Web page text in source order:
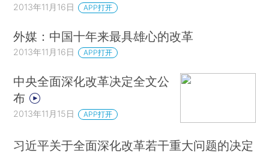
2013年11月16日 APP打开
外媒：中国十年来最具雄心的改革
2013年11月16日 APP打开
中央全面深化改革决定全文公
布
2013年11月15日 APP打开
习近平关于全面深化改革若干重大问题的决定